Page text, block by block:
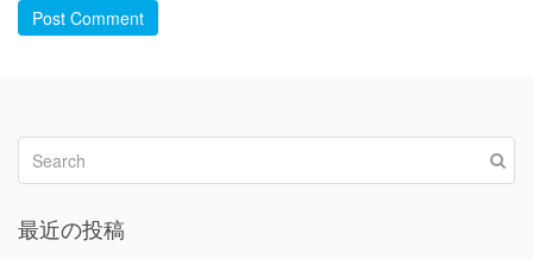
Post Comment
最近の投稿